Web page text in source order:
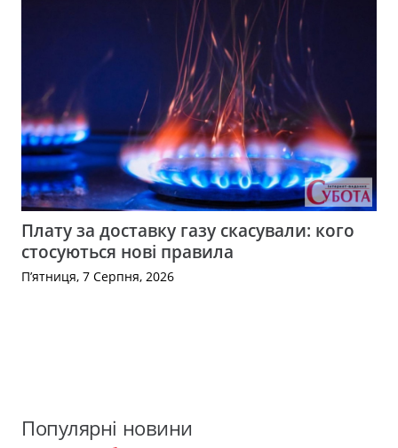
Плату за доставку газу скасували: кого
стосуються нові правила
П’ятниця, 7 Серпня, 2026
Популярні новини